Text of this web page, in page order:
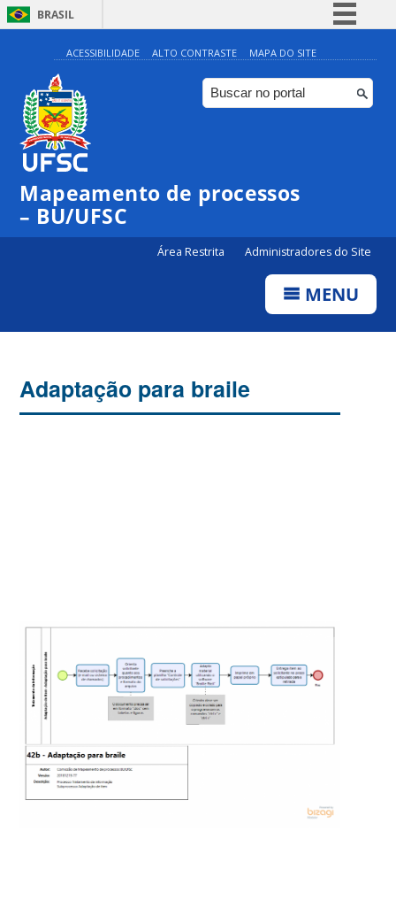
BRASIL
Simplifique!
Comunica BR
Participe
Canais
ACESSIBILIDADE ALTO CONTRASTE MAPA DO SITE
Mapeamento de processos
– BU/UFSC
Área Restrita Administradores do Site
MENU
Adaptação para braile